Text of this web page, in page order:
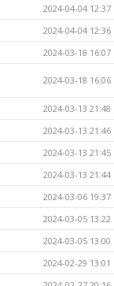
2024-04-04 12:37
2024-04-04 12:36
2024-03-18 16:07
2024-03-18 16:06
2024-03-13 21:48
2024-03-13 21:46
2024-03-13 21:45
2024-03-13 21:44
2024-03-06 19:37
2024-03-05 13:22
2024-03-05 13:00
2024-02-29 13:01